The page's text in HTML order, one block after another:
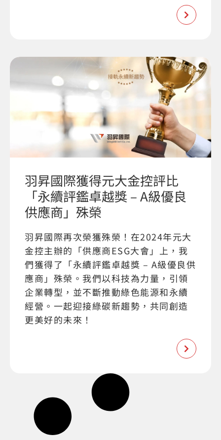
羽昇國際獲得元大金控評比
「永續評鑑卓越獎 – A級優良
供應商」殊榮
羽昇國際再次榮獲殊榮！在2024年元大
金控主辦的「供應商ESG大會」上，我
們獲得了「永續評鑑卓越獎 – A級優良供
應商」殊榮。我們以科技為力量，引領
企業轉型，並不斷推動綠色能源和永續
經營。一起迎接綠碳新趨勢，共同創造
更美好的未來！